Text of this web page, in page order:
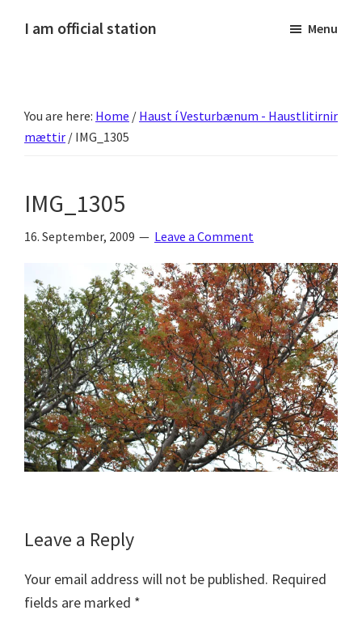
I am official station
fréttir
af
annað
skemmtilegt
Menu
You are here: Home / Haust í Vesturbænum - Haustlitirnir
mættir / IMG_1305
IMG_1305
16. September, 2009 Leave a Comment
Reader
Interactions
Leave a Reply
Your email address will not be published. Required
fields are marked *